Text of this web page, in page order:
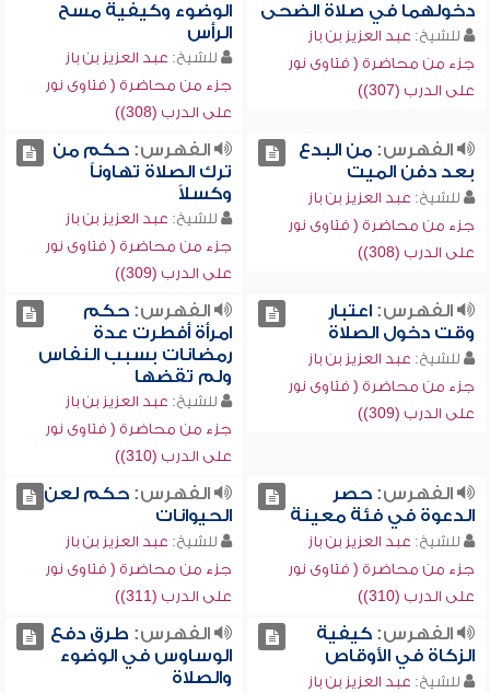
دخولهما في صلاة الضحى
للشيخ: عبد العزيز بن باز
جزء من محاضرة ( فتاوى نور
على الدرب (307))
الوضوء وكيفية مسح
الرأس
للشيخ: عبد العزيز بن باز
جزء من محاضرة ( فتاوى نور
على الدرب (308))
الفهرس:من البدع
بعد دفن الميت
للشيخ: عبد العزيز بن باز
جزء من محاضرة ( فتاوى نور
على الدرب (308))
الفهرس:حكم من
ترك الصلاة تهاوناً
وكسلاً
للشيخ: عبد العزيز بن باز
جزء من محاضرة ( فتاوى نور
على الدرب (309))
الفهرس:اعتبار
وقت دخول الصلاة
للشيخ: عبد العزيز بن باز
جزء من محاضرة ( فتاوى نور
على الدرب (309))
الفهرس:حكم
امرأة أفطرت عدة
رمضانات بسبب النفاس
ولم تقضها
للشيخ: عبد العزيز بن باز
جزء من محاضرة ( فتاوى نور
على الدرب (310))
الفهرس:حصر
الدعوة في فئة معينة
للشيخ: عبد العزيز بن باز
جزء من محاضرة ( فتاوى نور
على الدرب (310))
الفهرس:حكم لعن
الحيوانات
للشيخ: عبد العزيز بن باز
جزء من محاضرة ( فتاوى نور
على الدرب (311))
الفهرس:كيفية
الزكاة في الأوقاص
للشيخ: عبد العزيز بن باز
الفهرس: طرق دفع
الوساوس في الوضوء
والصلاة